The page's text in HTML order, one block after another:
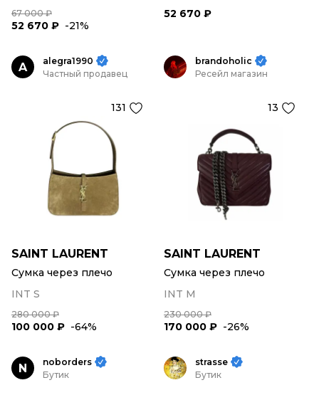
67 000 ₽
52 670 ₽ -21%
52 670 ₽
A
alegra1990
Частный продавец
131
SAINT LAURENT
Сумка через плечо
INT S
280 000 ₽
100 000 ₽ -64%
brandoholic
Ресейл магазин
13
SAINT LAURENT
Сумка через плечо
INT M
230 000 ₽
170 000 ₽ -26%
N
noborders
Бутик
strasse
Бутик